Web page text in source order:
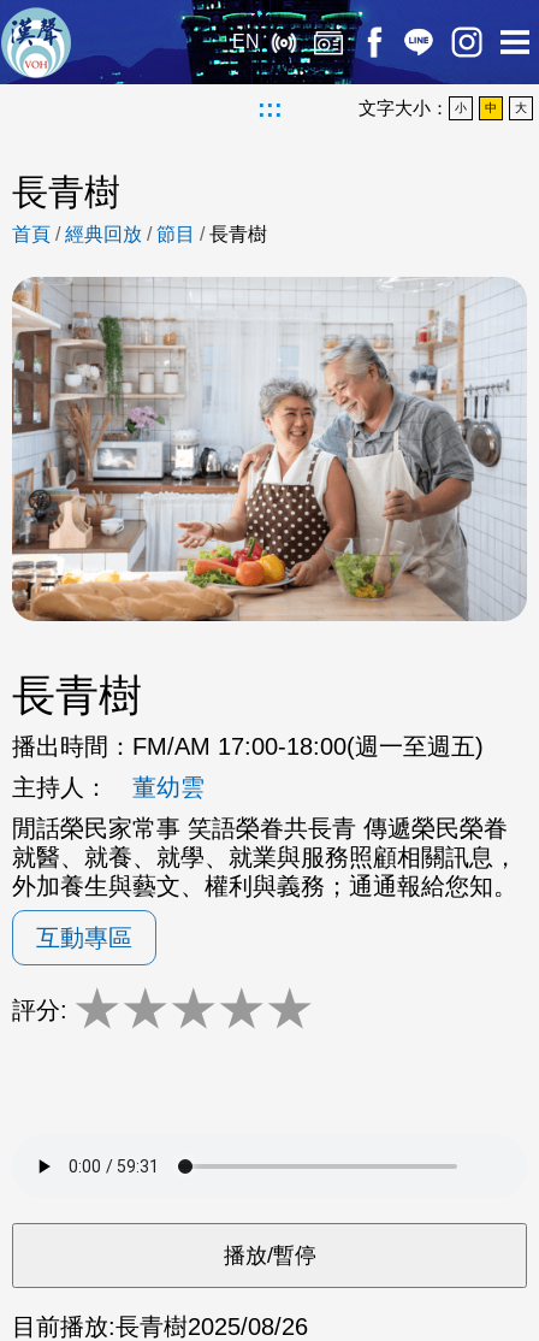
EN
::: 文字大小： 小 中 大
長青樹
首頁 /經典回放 /節目 /長青樹
長青樹
播出時間： FM/AM 17:00-18:00(週一至週五)
主持人：
董幼雲
閒話榮民家常事 笑語榮眷共長青 傳遞榮民榮眷
就醫、就養、就學、就業與服務照顧相關訊息，
外加養生與藝文、權利與義務；通通報給您知。
互動專區
評分: ★★★★★
目前播放:長青樹2025/08/26